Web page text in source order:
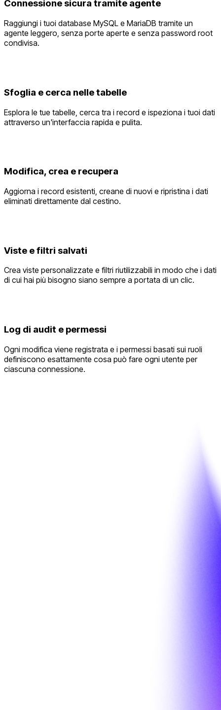
Connessione sicura tramite agente
Raggiungi i tuoi database MySQL e MariaDB tramite un
agente leggero, senza porte aperte e senza password root
condivisa.
Sfoglia e cerca nelle tabelle
Esplora le tue tabelle, cerca tra i record e ispeziona i tuoi dati
attraverso un'interfaccia rapida e pulita.
Modifica, crea e recupera
Aggiorna i record esistenti, creane di nuovi e ripristina i dati
eliminati direttamente dal cestino.
Viste e filtri salvati
Crea viste personalizzate e filtri riutilizzabili in modo che i dati
di cui hai più bisogno siano sempre a portata di un clic.
Log di audit e permessi
Ogni modifica viene registrata e i permessi basati sui ruoli
definiscono esattamente cosa può fare ogni utente per
ciascuna connessione.